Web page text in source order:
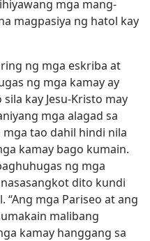
mga mang-
magpasiya ng hatol kay
ng mga eskriba at
ng mga kamay ay
kay Jesu-Kristo may
mga alagad sa
tao dahil hindi nila
kamay bago kumain.
ng mga
dito kundi
mga Pariseo at ang
malibang
kamay hanggang sa